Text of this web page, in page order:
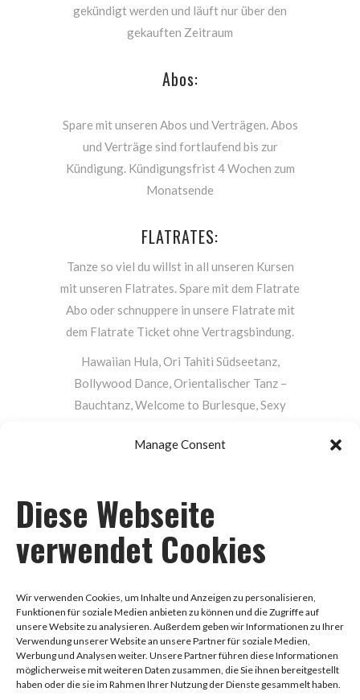
Manage Consent
Diese Webseite
verwendet Cookies
Wir verwenden Cookies, um Inhalte und Anzeigen zu personalisieren,
Funktionen für soziale Medien anbieten zu können und die Zugriffe auf
unsere Website zu analysieren. Außerdem geben wir Informationen zu Ihrer
Verwendung unserer Website an unsere Partner für soziale Medien,
Werbung und Analysen weiter. Unsere Partner führen diese Informationen
möglicherweise mit weiteren Daten zusammen, die Sie ihnen bereitgestellt
haben oder die sie im Rahmen Ihrer Nutzung der Dienste gesammelt haben.
gekündigt werden und läuft nur über den
gekauften Zeitraum
Abos:
Spare mit unseren Abos und Verträgen. Abos
und Verträge sind fortlaufend bis zur
Kündigung. Kündigungsfrist 4 Wochen zum
Monatsende
FLATRATES:
Tanze so viel du willst in all unseren Kursen
mit unseren Flatrates. Spare mit dem Flatrate
Abo oder schnuppere in unsere Flatrate mit
dem Flatrate Ticket ohne Vertragsbindung.
Hawaiian Hula, Ori Tahiti Südseetanz,
Bollywood Dance, Orientalischer Tanz –
Bauchtanz, Welcome to Burlesque, Sexy
Twerking, Hip Hop Lady Style
Datenschutz
AGB